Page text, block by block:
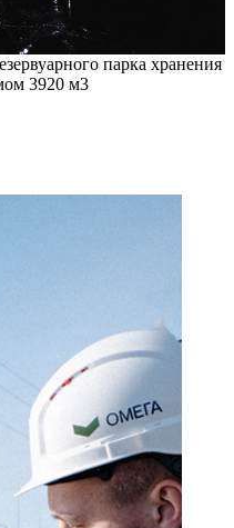
парка хранения
3920 м3